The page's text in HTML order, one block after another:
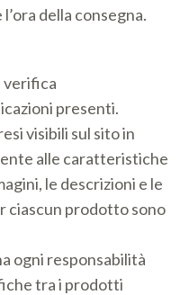
della consegna.
verifica
presenti.
visibili sul sito in
alle caratteristiche
le descrizioni e le
ciascun prodotto sono
ogni responsabilità
tra i prodotti